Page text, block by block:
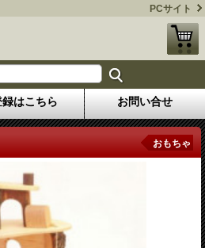
PCサイト
はこちら お問い合せ
おもちゃ